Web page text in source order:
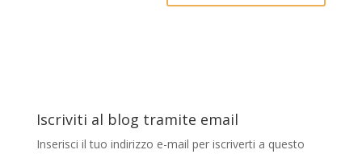
Iscriviti al blog tramite email
Inserisci il tuo indirizzo e-mail per iscriverti a questo